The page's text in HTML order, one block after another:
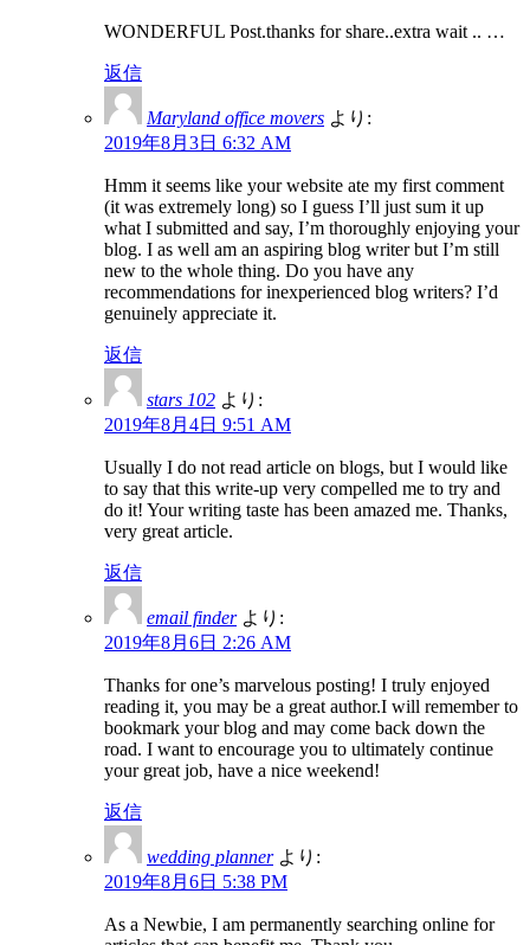
WONDERFUL Post.thanks for share..extra wait .. …
返信
Maryland office movers より:
2019年8月3日 6:32 AM
Hmm it seems like your website ate my first comment
(it was extremely long) so I guess I’ll just sum it up
what I submitted and say, I’m thoroughly enjoying your
blog. I as well am an aspiring blog writer but I’m still
new to the whole thing. Do you have any
recommendations for inexperienced blog writers? I’d
genuinely appreciate it.
返信
stars 102 より:
2019年8月4日 9:51 AM
Usually I do not read article on blogs, but I would like
to say that this write-up very compelled me to try and
do it! Your writing taste has been amazed me. Thanks,
very great article.
返信
email finder より:
2019年8月6日 2:26 AM
Thanks for one’s marvelous posting! I truly enjoyed
reading it, you may be a great author.I will remember to
bookmark your blog and may come back down the
road. I want to encourage you to ultimately continue
your great job, have a nice weekend!
返信
wedding planner より:
2019年8月6日 5:38 PM
As a Newbie, I am permanently searching online for